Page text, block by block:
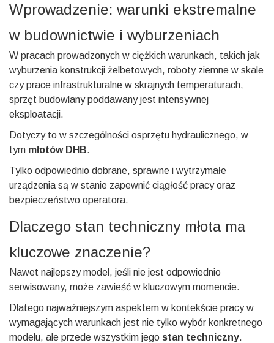
Wprowadzenie: warunki ekstremalne
w budownictwie i wyburzeniach
W pracach prowadzonych w ciężkich warunkach, takich jak
wyburzenia konstrukcji żelbetowych, roboty ziemne w skale
czy prace infrastrukturalne w skrajnych temperaturach,
sprzęt budowlany poddawany jest intensywnej
eksploatacji.
Dotyczy to w szczególności osprzętu hydraulicznego, w
tym młotów DHB.
Tylko odpowiednio dobrane, sprawne i wytrzymałe
urządzenia są w stanie zapewnić ciągłość pracy oraz
bezpieczeństwo operatora.
Dlaczego stan techniczny młota ma
kluczowe znaczenie?
Nawet najlepszy model, jeśli nie jest odpowiednio
serwisowany, może zawieść w kluczowym momencie.
Dlatego najważniejszym aspektem w kontekście pracy w
wymagających warunkach jest nie tylko wybór konkretnego
modelu, ale przede wszystkim jego stan techniczny.